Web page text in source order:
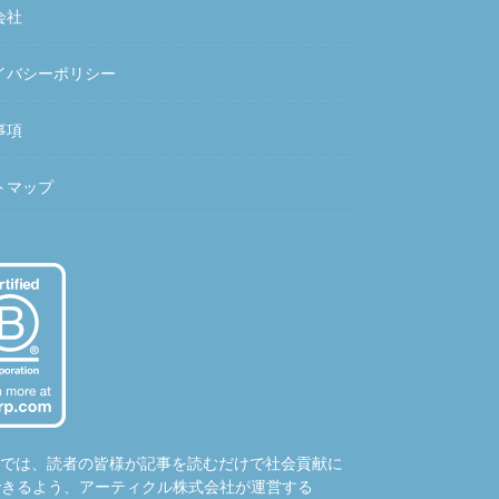
社
バシーポリシー
項
マップ
は、読者の皆様が記事を読むだけで社会貢献に
るよう、アーティクル株式会社が運営する